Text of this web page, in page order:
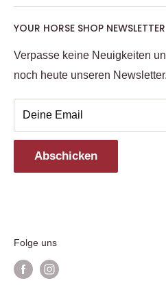
Widerrufsrecht
Datenschutzerklärung
Häufig gestellte Fragen
Reiter
Futter, Weide & Sattelkammer
Kollektionen
Turnier
YOUR HORSE SHOP NEWSLETTER
Verpasse keine Neuigkeiten
noch heute unseren Newsletter.
Deine Email
Abschicken
Folge uns